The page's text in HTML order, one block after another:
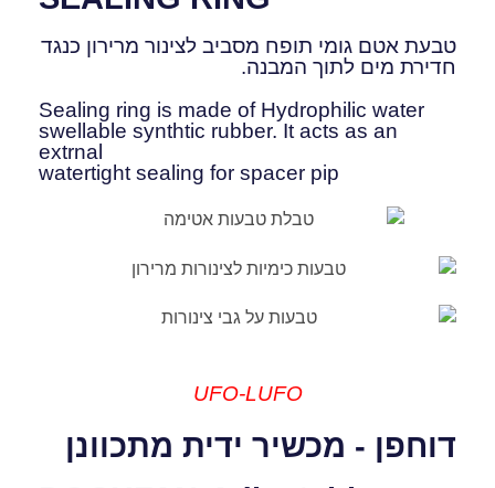
טבעת אטם גומי תופח מסביב לצינור מרירון כנגד
חדירת מים לתוך המבנה.
Sealing ring is made of Hydrophilic water
swellable synthtic rubber. It acts as an
extrnal
watertight sealing for spacer pip
UFO
UFO-L
דוחפן - מכשיר ידית מתכוונן